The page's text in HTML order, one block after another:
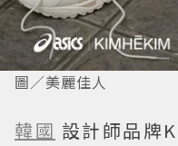
圖／美麗佳人
韓國 設計師品牌